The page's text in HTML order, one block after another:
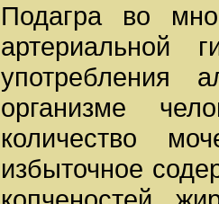
Подагра во
артериальной
употребления
организме
количество
избыточное